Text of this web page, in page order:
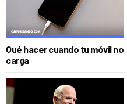
Qué hacer cuando tu móvil no
carga